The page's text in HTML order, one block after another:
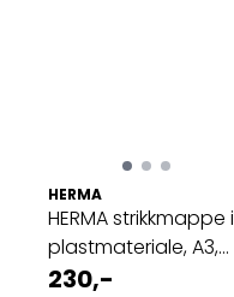
HERMA
HERMA strikkmappe i
plastmateriale, A3,
Comics (3 ...
230,-